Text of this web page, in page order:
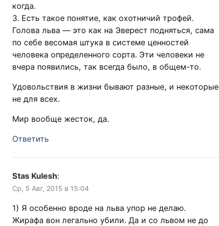
когда.
3. Есть такое понятие, как охотничий трофей.
Голова льва — это как на Эверест подняться, сама
по себе весомая штука в системе ценностей
человека определенного сорта. Эти человеки не
вчера появились, так всегда было, в общем-то.
Удовольствия в жизни бывают разные, и некоторые
не для всех.
Мир вообще жесток, да.
Ответить
Stas Kulesh:
Ср, 5 Авг, 2015 в 15:04
1) Я особенно вроде на льва упор не делаю.
Жирафа вон легально убили. Да и со львом не до